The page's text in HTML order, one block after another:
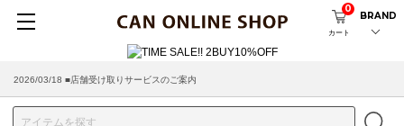
カート
0
BRAND
2026/03/18 ■店舗受け取りサービスのご案内